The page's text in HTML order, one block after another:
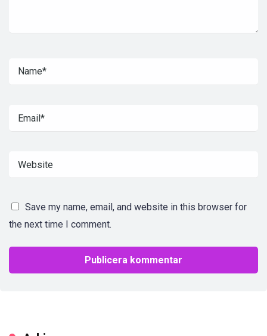
Save my name, email, and website in this browser for
the next time I comment.